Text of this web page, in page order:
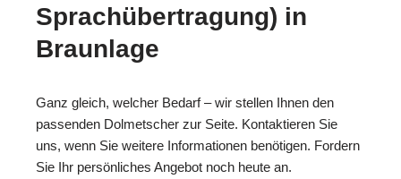
Sprachübertragung) in
Braunlage
Ganz gleich, welcher Bedarf – wir stellen Ihnen den
passenden Dolmetscher zur Seite. Kontaktieren Sie
uns, wenn Sie weitere Informationen benötigen. Fordern
Sie Ihr persönliches Angebot noch heute an.